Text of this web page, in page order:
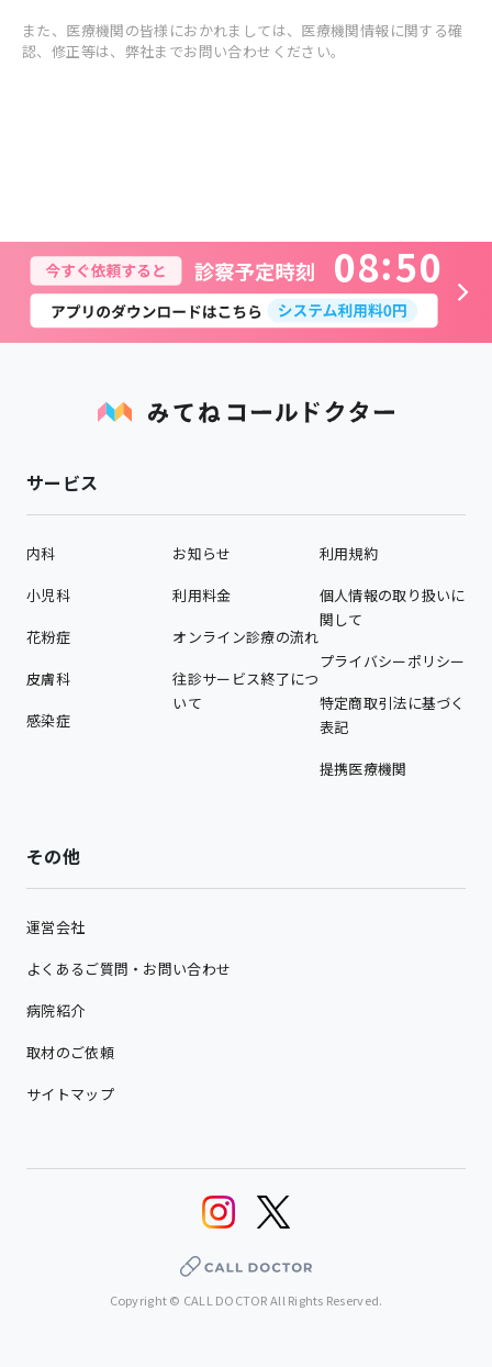
また、医療機関の皆様におかれましては、医療機関情報に関する確
認、修正等は、弊社までお問い合わせください。
08 50
サービス
内科
小児科
花粉症
皮膚科
感染症
お知らせ
利用料金
オンライン診療の流れ
往診サービス終了につ
いて
利用規約
個人情報の取り扱いに
関して
プライバシーポリシー
特定商取引法に基づく
表記
提携医療機関
その他
運営会社
よくあるご質問・お問い合わせ
病院紹介
取材のご依頼
サイトマップ
Copyright © CALL DOCTOR All Rights Reserved.